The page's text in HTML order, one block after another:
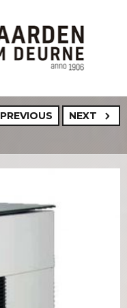
PREVIOUS NEXT